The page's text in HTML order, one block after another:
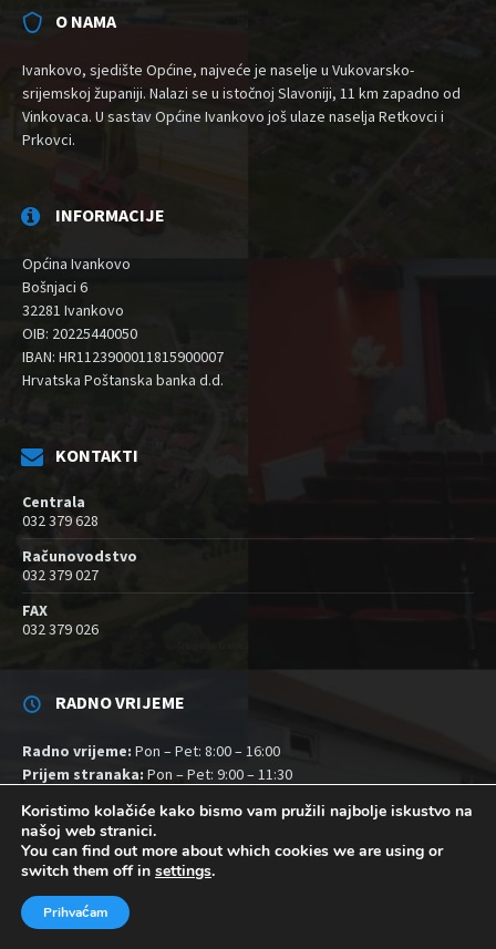
O NAMA
Ivankovo, sjedište Općine, najveće je naselje u Vukovarsko-
srijemskoj županiji. Nalazi se u istočnoj Slavoniji, 11 km zapadno od
Vinkovaca. U sastav Općine Ivankovo još ulaze naselja Retkovci i
Prkovci.
INFORMACIJE
Općina Ivankovo
Bošnjaci 6
32281 Ivankovo
OIB: 20225440050
IBAN: HR1123900011815900007
Hrvatska Poštanska banka d.d.
KONTAKTI
Centrala
032 379 628
Računovodstvo
032 379 027
FAX
032 379 026
RADNO VRIJEME
Radno vrijeme: Pon – Pet: 8:00 – 16:00
Prijem stranaka: Pon – Pet: 9:00 – 11:30
EMAIL OPĆINE:opcina.ivankovo@gmail.com
Koristimo kolačiće kako bismo vam pružili najbolje iskustvo na
našoj web stranici.
You can find out more about which cookies we are using or
switch them off in settings.
Prihvaćam